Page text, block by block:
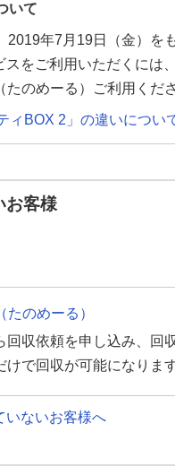
いて
年7月19日（金）を
スをご利用いただくには
のめーる）ご利用くださ
ィBOX 2」の違いについ
お客様
のめーる）
回収依頼を申し込み、回
けで回収が可能になります
いないお客様へ